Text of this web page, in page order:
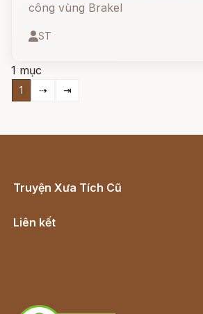
công vùng Brakel
ST
1 mục
1 ⇢ ⇥
Truyện Xưa Tích Cũ
Liên kết